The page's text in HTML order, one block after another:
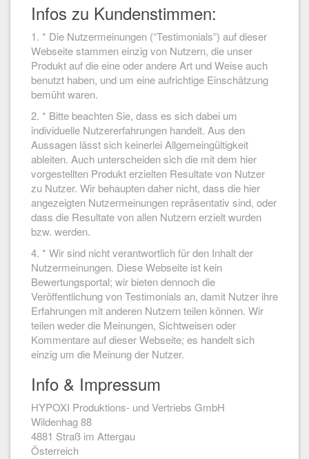
Infos zu Kundenstimmen:
1. * Die Nutzermeinungen (“Testimonials”) auf dieser
Webseite stammen einzig von Nutzern, die unser
Produkt auf die eine oder andere Art und Weise auch
benutzt haben, und um eine aufrichtige Einschätzung
bemüht waren.
2. * Bitte beachten Sie, dass es sich dabei um
individuelle Nutzererfahrungen handelt. Aus den
Aussagen lässt sich keinerlei Allgemeingültigkeit
ableiten. Auch unterscheiden sich die mit dem hier
vorgestellten Produkt erzielten Resultate von Nutzer
zu Nutzer. Wir behaupten daher nicht, dass die hier
angezeigten Nutzermeinungen repräsentativ sind, oder
dass die Resultate von allen Nutzern erzielt wurden
bzw. werden.
4. * Wir sind nicht verantwortlich für den Inhalt der
Nutzermeinungen. Diese Webseite ist kein
Bewertungsportal; wir bieten dennoch die
Veröffentlichung von Testimonials an, damit Nutzer ihre
Erfahrungen mit anderen Nutzern teilen können. Wir
teilen weder die Meinungen, Sichtweisen oder
Kommentare auf dieser Webseite; es handelt sich
einzig um die Meinung der Nutzer.
Info & Impressum
HYPOXI Produktions- und Vertriebs GmbH
Wildenhag 88
4881 Straß im Attergau
Österreich